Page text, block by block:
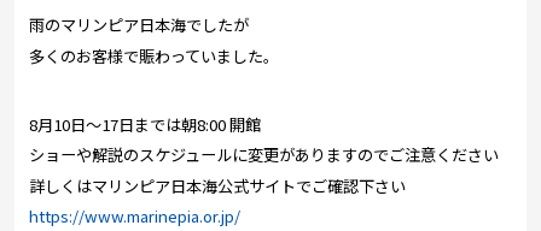
雨のマリンピア日本海でしたが
多くのお客様で賑わっていました。
8月10日～17日までは朝8:00 開館
ショーや解説のスケジュールに変更がありますのでご注意ください
詳しくはマリンピア日本海公式サイトでご確認下さい
https://www.marinepia.or.jp/